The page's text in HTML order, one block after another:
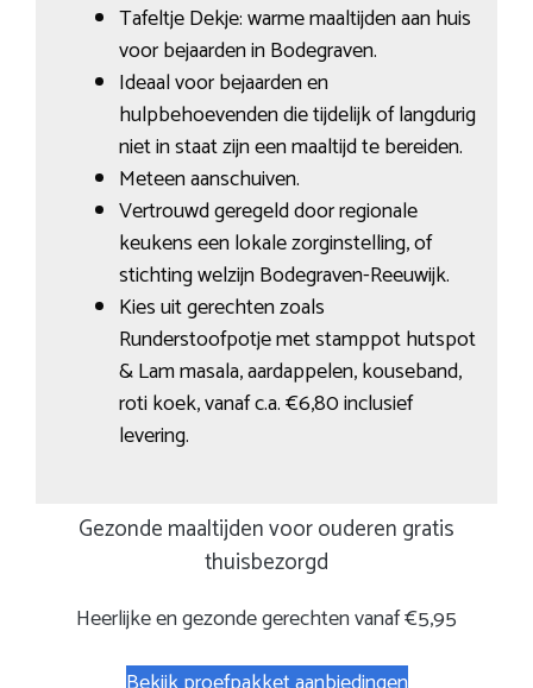
Tafeltje Dekje: warme maaltijden aan huis
voor bejaarden in Bodegraven.
Ideaal voor bejaarden en
hulpbehoevenden die tijdelijk of langdurig
niet in staat zijn een maaltijd te bereiden.
Meteen aanschuiven.
Vertrouwd geregeld door regionale
keukens een lokale zorginstelling, of
stichting welzijn Bodegraven-Reeuwijk.
Kies uit gerechten zoals
Runderstoofpotje met stamppot hutspot
& Lam masala, aardappelen, kouseband,
roti koek, vanaf c.a. €6,80 inclusief
levering.
Gezonde maaltijden voor ouderen gratis
thuisbezorgd
Heerlijke en gezonde gerechten vanaf €5,95